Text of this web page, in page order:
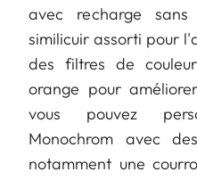
avec recharge
similicuir assorti pour
des filtres de
orange pour
vous pouvez
Monochrom avec
notamment une